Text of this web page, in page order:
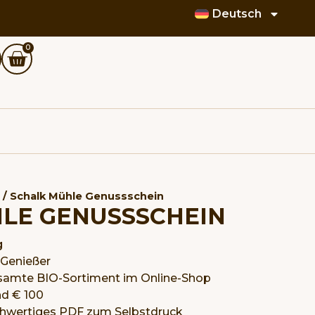
Deutsch
0
/ Schalk Mühle Genussschein
GENUSSSCHEIN
BIO-Sortiment im Online-Shop
€ 100
PDF zum Selbstdruck